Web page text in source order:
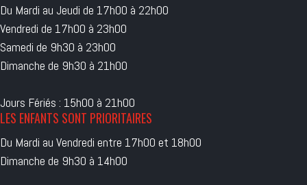
Du Mardi au Jeudi de 17h00 à 22h00
Vendredi de 17h00 à 23h00
Samedi de 9h30 à 23h00
Dimanche de 9h30 à 21h00
Jours Fériés : 15h00 à 21h00
LES ENFANTS SONT PRIORITAIRES
Du Mardi au Vendredi entre 17h00 et 18h00
Dimanche de 9h30 à 14h00